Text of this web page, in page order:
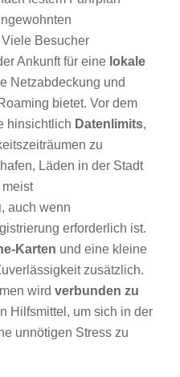
Besucher
Ankunft für eine lokale
Netzabdeckung und
bietet. Vor dem
hinsichtlich Datenlimits,
zu
Läden in der Stadt
meist
, auch wenn
erforderlich ist.
Karten und eine kleine
zusätzlich.
wirdverbunden zu
Hilfsmittel, um sich in der
unnötigen Stress zu